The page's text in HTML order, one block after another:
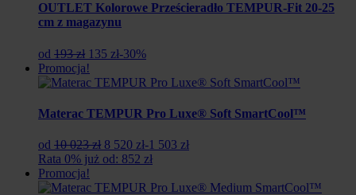
OUTLET Kolorowe Prześcieradło TEMPUR-Fit 20-25
cm z magazynu
od 193 zł Pierwotna
cena
wynosiła:
zł.
135 złAktualna
wynosi:
zł.
-30%
Promocja!
Materac TEMPUR Pro Luxe® Soft SmartCool™
od 10 023 zł Pierwotna
cena
10
8 520 złAktualna
cena
8
-1 503 zł
Rata 0% już od: 852 zł
Promocja!